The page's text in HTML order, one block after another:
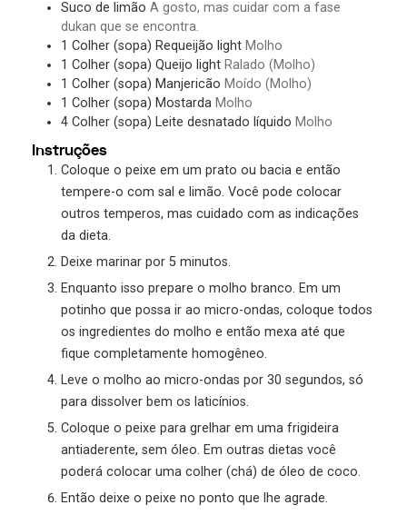
Suco de limão A gosto, mas cuidar com a fase
dukan que se encontra.
1 Colher (sopa) Requeijão light Molho
1 Colher (sopa) Queijo light Ralado (Molho)
1 Colher (sopa) Manjericão Moído (Molho)
1 Colher (sopa) Mostarda Molho
4 Colher (sopa) Leite desnatado líquido Molho
Instruções
Coloque o peixe em um prato ou bacia e então
tempere-o com sal e limão. Você pode colocar
outros temperos, mas cuidado com as indicações
da dieta.
Deixe marinar por 5 minutos.
Enquanto isso prepare o molho branco. Em um
potinho que possa ir ao micro-ondas, coloque todos
os ingredientes do molho e então mexa até que
fique completamente homogêneo.
Leve o molho ao micro-ondas por 30 segundos, só
para dissolver bem os laticínios.
Coloque o peixe para grelhar em uma frigideira
antiaderente, sem óleo. Em outras dietas você
poderá colocar uma colher (chá) de óleo de coco.
Então deixe o peixe no ponto que lhe agrade.